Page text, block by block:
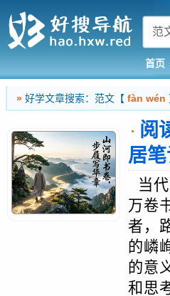
首页
» 好学文章搜索：范文【 fàn wén
· 阅
居
当
万卷
者，
的嶙
的意
和思